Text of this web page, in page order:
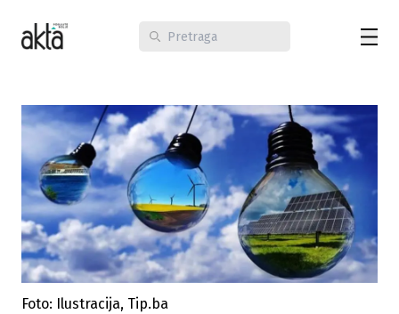
Foto: Ilustracija, Tip.ba